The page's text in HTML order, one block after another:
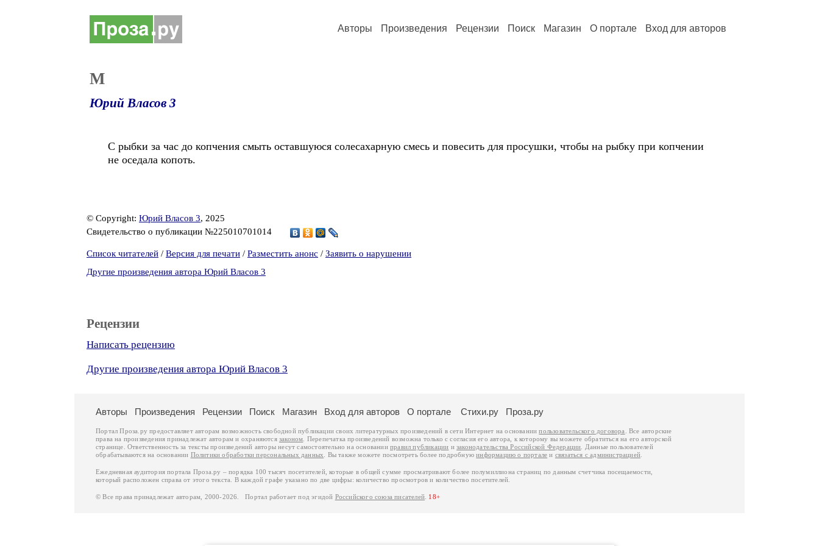
Авторы Произведения Рецензии Поиск Магазин О портале Вход для авторов
М
Юрий Власов 3
С рыбки за час до копчения смыть оставшуюся солесахарную смесь и повесить для просушки, чтобы на рыбку при копчении
не оседала копоть.
© Copyright: Юрий Власов 3, 2025
Свидетельство о публикации №225010701014
Список читателей / Версия для печати / Разместить анонс / Заявить о нарушении
Другие произведения автора Юрий Власов 3
Рецензии
Написать рецензию
Другие произведения автора Юрий Власов 3
Авторы Произведения Рецензии Поиск Магазин Вход для авторов О портале Стихи.ру Проза.ру
Портал Проза.ру предоставляет авторам возможность свободной публикации своих литературных произведений в сети Интернет на основаниипользовательского договора
. Все авторские
права на произведения принадлежат авторам и охраняются законом . Перепечатка произведений возможна только с согласия его автора, к которому вы можете обратиться на его авторской
странице. Ответственность за тексты произведений авторы несут самостоятельно на основанииправил публикации изаконодательства Российской Федерации . Данные пользователей
обрабатываются на основании Политики обработки персональных данных . Вы также можете посмотреть более подробнуюинформацию о портале и связаться с администрацией
Ежедневная аудитория портала Проза.ру – порядка 100 тысяч посетителей, которые в общей сумме просматривают более полумиллиона страниц по данным счетчика посещаемости,
который расположен справа от этого текста. В каждой графе указано по две цифры: количество просмотров и количество посетителей.
© Все права принадлежат авторам, 2000-2026. Портал работает под эгидой Российского союза писателей 18+